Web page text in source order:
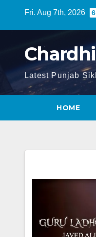
Fri. Aug 7th, 2026
Latest Punjab
HOME